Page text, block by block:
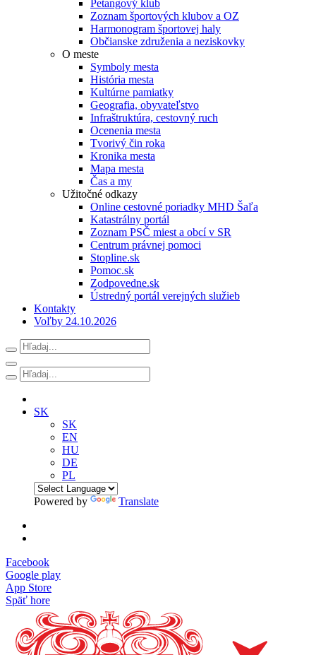
Petangový klub
Zoznam športových klubov a OZ
Harmonogram športovej haly
Občianske združenia a neziskovky
O meste
Symboly mesta
História mesta
Kultúrne pamiatky
Geografia, obyvateľstvo
Infraštruktúra, cestovný ruch
Ocenenia mesta
Tvorivý čin roka
Kronika mesta
Mapa mesta
Čas a my
Užitočné odkazy
Online cestovné poriadky MHD Šaľa
Katastrálny portál
Zoznam PSČ miest a obcí v SR
Centrum právnej pomoci
Stopline.sk
Pomoc.sk
Zodpovedne.sk
Ústredný portál verejných služieb
Kontakty
Voľby 24.10.2026
SK
SK
EN
HU
DE
PL
Powered by Translate
Facebook
Google play
App Store
Späť hore